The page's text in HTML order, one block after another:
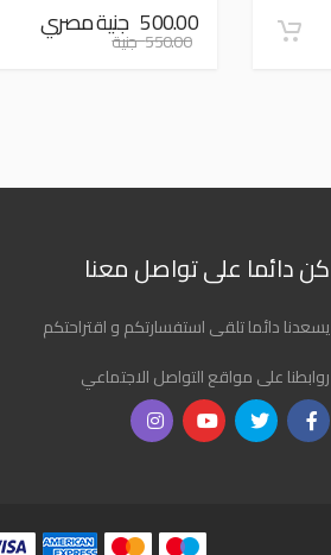
500.00 جنية مصري
550.00 جنية
كن دائما على تواصل معنا
يسعدنا دائما تلقى استفسارتكم و اقتراحتكم
روابطنا على مواقع التواصل الاجتماعي